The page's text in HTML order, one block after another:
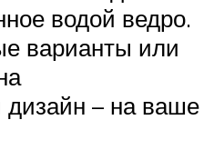
водой ведро.
варианты или
– на ваше